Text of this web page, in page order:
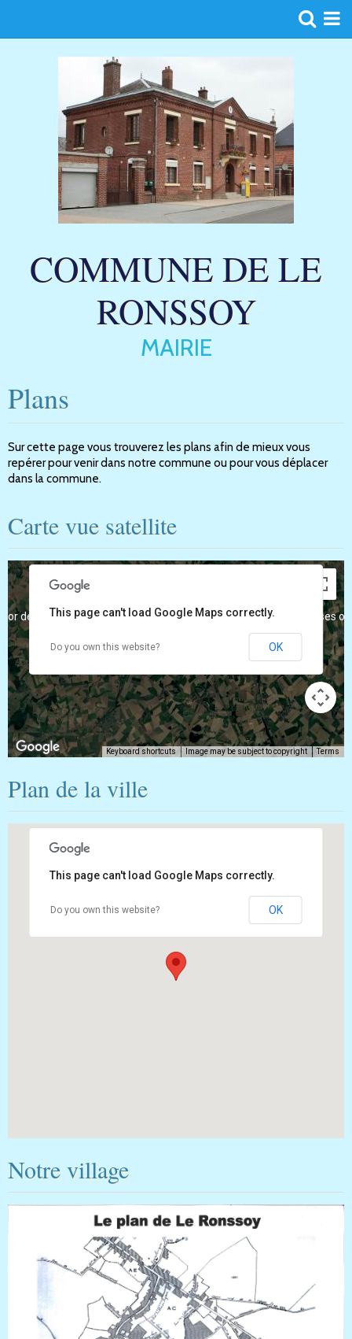
Page d'accueil
COMMUNE DE LE
RONSSOY
MAIRIE
Plans
Sur cette page vous trouverez les plans afin de mieux vous
repérer pour venir dans notre commune ou pour vous déplacer
dans la commune.
Carte vue satellite
For development purposes only For development purposes
Keyboard shortcuts Image may be subject to copyright Terms
This page can't load Google Maps correctly.
Do you own this website? OK
Plan de la ville
This page can't load Google Maps correctly.
Do you own this website? OK
Notre village